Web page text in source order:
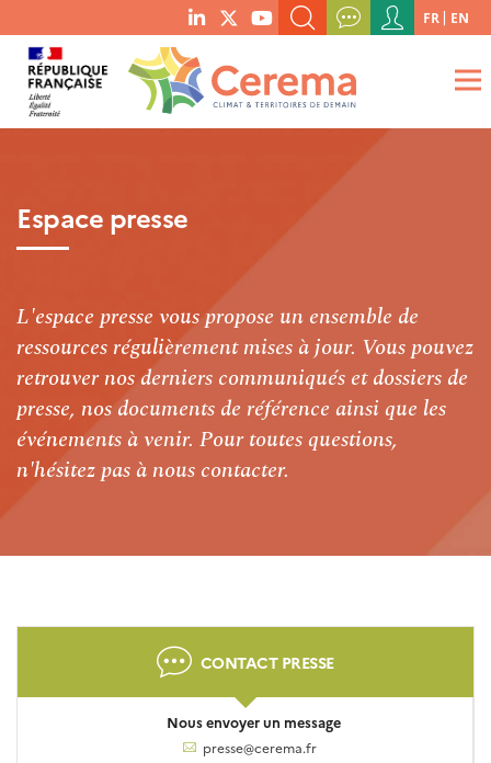
menu
social
links
RECHERCHER UN MOT-CLÉ, UNE PUBLICATION, ETC.
QUE RECHERCHEZ-VOUS ?
Menu
du
compte
de
l'utilisateur
FR EN
Espace presse
L'espace presse vous propose un ensemble de
ressources régulièrement mises à jour. Vous pouvez
retrouver nos derniers communiqués et dossiers de
presse, nos documents de référence ainsi que les
événements à venir. Pour toutes questions,
n'hésitez pas à nous contacter.
CONTACT PRESSE
Nous envoyer un message
presse@cerema.fr